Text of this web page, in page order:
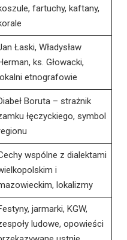
fartuchy, kaftany,
Łaski, Władysław
ks. Głowacki,
etnografowie
Boruta – strażnik
łęczyckiego, symbol
wspólne z dialektami
i
lokalizmy
jarmarki, KGW,
ludowe, opowieści